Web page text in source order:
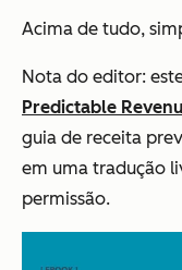
Acima de tudo,
Nota do editor:
Predictable
guia de receita
em uma tradução
permissão.